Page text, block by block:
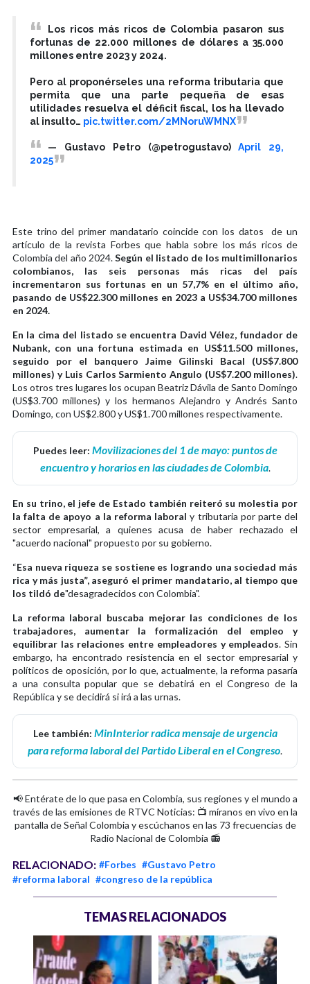
Los ricos más ricos de Colombia pasaron sus
fortunas de 22.000 millones de dólares a 35.000
millones entre 2023 y 2024.
Pero al proponérseles una reforma tributaria que
permita que una parte pequeña de esas
utilidades resuelva el déficit fiscal, los ha llevado
al insulto… pic.twitter.com/2MNoruWMNX
— Gustavo Petro (@petrogustavo)April 29,
2025
Este trino del primer mandatario coincide con los datos de un
artículo de la revista Forbes que habla sobre los más ricos de
Colombia del año 2024.Según el listado de los multimillonarios
colombianos, las seis personas más ricas del país
incrementaron sus fortunas en un 57,7% en el último año,
pasando de US$22.300 millones en 2023 a US$34.700 millones
en 2024.
En la cima del listado se encuentra David Vélez, fundador de
Nubank, con una fortuna estimada en US$11.500 millones,
seguido por el banquero Jaime Gilinski Bacal (US$7.800
millones) y Luis Carlos Sarmiento Angulo (US$7.200 millones).
Los otros tres lugares los ocupan Beatriz Dávila de Santo Domingo
(US$3.700 millones) y los hermanos Alejandro y Andrés Santo
Domingo, con US$2.800 y US$1.700 millones respectivamente.
Puedes leer: Movilizaciones del 1 de mayo: puntos de
encuentro y horarios en las ciudades de Colombia.
En su trino, el jefe de Estado también reiteró su molestia por
la falta de apoyo a la reforma laboral y tributaria por parte del
sector empresarial, a quienes acusa de haber rechazado el
"acuerdo nacional" propuesto por su gobierno.
“Esa nueva riqueza se sostiene es logrando una sociedad más
rica y más justa”, aseguró el primer mandatario, al tiempo que
los tildó de"desagradecidos con Colombia".
La reforma laboral buscaba mejorar las condiciones de los
trabajadores, aumentar la formalización del empleo y
equilibrar las relaciones entre empleadores y empleados. Sin
embargo, ha encontrado resistencia en el sector empresarial y
políticos de oposición, por lo que, actualmente, la reforma pasaría
a una consulta popular que se debatirá en el Congreso de la
República y se decidirá si irá a las urnas.
Lee también: MinInterior radica mensaje de urgencia
para reforma laboral del Partido Liberal en el Congreso.
📢 Entérate de lo que pasa en Colombia, sus regiones y el mundo a
través de las emisiones de RTVC Noticias: 📺 míranos en vivo en la
pantalla de Señal Colombia y escúchanos en las 73 frecuencias de
Radio Nacional de Colombia 📻
RELACIONADO: #Forbes #Gustavo Petro
#reforma laboral #congreso de la república
TEMAS RELACIONADOS